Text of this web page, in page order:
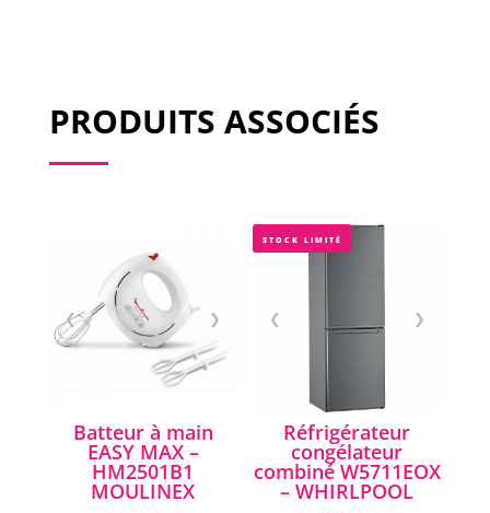
PRODUITS ASSOCIÉS
❮ ❯
Batteur à main
EASY MAX –
HM2501B1
MOULINEX
STOCK LIMITÉ
❮ ❯
Réfrigérateur
congélateur
combiné W5711EOX
– WHIRLPOOL